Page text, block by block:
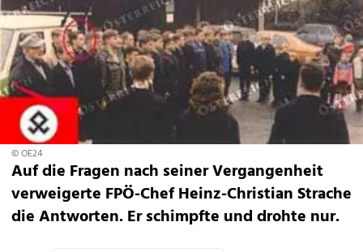
© OE24
Auf die Fragen nach seiner Vergangenheit
verweigerte FPÖ-Chef Heinz-Christian Strache
die Antworten. Er schimpfte und drohte nur.